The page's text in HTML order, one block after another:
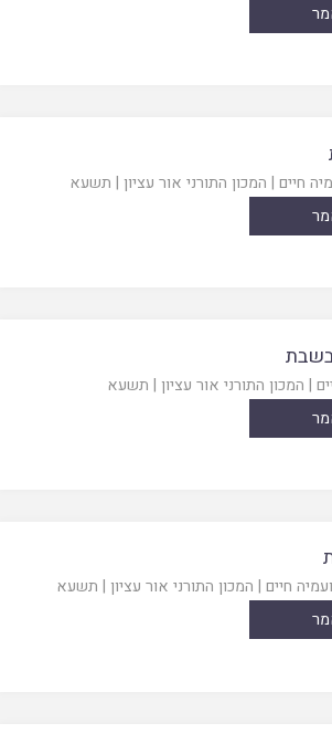
חיים | המכון התורני אור עציון | תשעא
| המכון התורני אור עציון | תשעא
חיים | המכון התורני אור עציון | תשעא